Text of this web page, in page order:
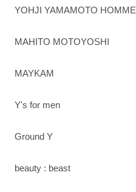
YOHJI YAMAMOTO HOMME
MAHITO MOTOYOSHI
MAYKAM
Y's for men
Ground Y
beauty : beast